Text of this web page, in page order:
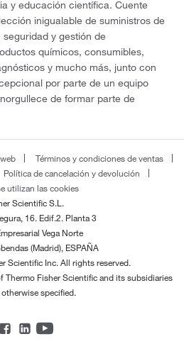
y educación científica. Cuente
inigualable de suministros de
y gestión de
químicos, consumibles,
y mucho más, junto con
por parte de un equipo
de formar parte de
Términos y condiciones de ventas
Política de cancelación y devolución
utilizan las cookies
Scientific S.L.
16. Edif.2. Planta 3
Vega Norte
(Madrid), ESPAÑA
Scientific Inc. All rights reserved.
Thermo Fisher Scientific and its subsidiaries
specified.